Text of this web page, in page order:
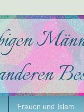
Frauen und Islam